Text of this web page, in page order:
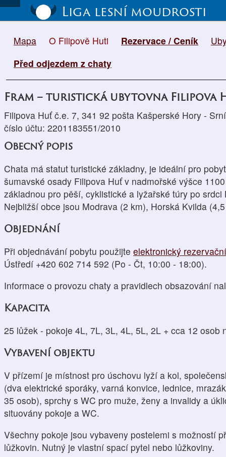
Liga lesní moudrosti
Mapa O Filipově Huti Rezervace / Ceník
Před odjezdem z chaty
Fram – turistická ubytovna Filipova
Filipova Huť č.e. 7, 341 92 pošta Kašperské Hory - Srní
číslo účtu: 2201183551/2010
Obecný popis
Chata má statut turistické základny, je ideální pro
šumavské osady Filipova Huť v nadmořské výšce
základnou pro pěší, cyklistické a lyžařské túry po
Nejbližší obce jsou Modrava (2 km), Horská Kvilda
Objednání
Při objednávání pobytu použijte elektronický
Ústředí +420 602 714 592 (Po - Čt, 10:00 - 18:00).
Informace o provozu chaty a pravidlech obsazování
Kapacita
25 lůžek - pokoje 4L, 7L, 3L, 4L, 5L, 2L + cca 12 osob
Vybavení objektu
V přízemí je místnost pro úschovu lyží a kol,
(dva elektrické sporáky, varná konvice, lednice,
35 osob), sprchy s WC pro muže, ženy a invalidy a
situovány pokoje a WC.
Všechny pokoje jsou vybaveny postelemi s možností
lůžkovin. Nutný je vlastní spací pytel nebo lůžkoviny.